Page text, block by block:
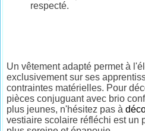
respecté.
Un vêtement adapté permet à
exclusivement sur ses
contraintes matérielles. Pour
pièces conjuguant avec brio
plus jeunes, n'hésitez pas à
vestiaire scolaire réfléchi est un